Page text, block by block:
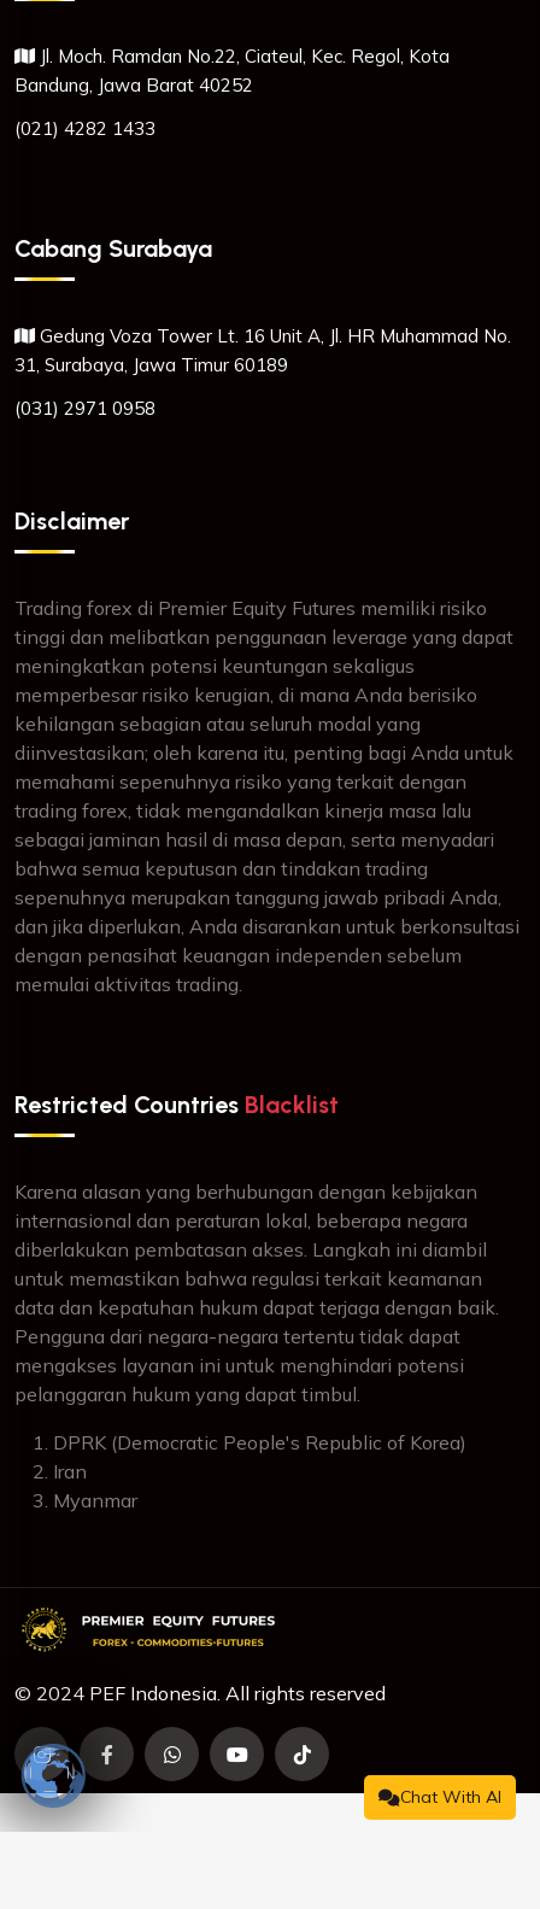
Chat With AI
Jl. Moch. Ramdan No.22, Ciateul, Kec. Regol, Kota
Bandung, Jawa Barat 40252
(021) 4282 1433
Cabang Surabaya
Gedung Voza Tower Lt. 16 Unit A, Jl. HR Muhammad No.
31, Surabaya, Jawa Timur 60189
(031) 2971 0958
Disclaimer
Trading forex di Premier Equity Futures memiliki risiko
tinggi dan melibatkan penggunaan leverage yang dapat
meningkatkan potensi keuntungan sekaligus
memperbesar risiko kerugian, di mana Anda berisiko
kehilangan sebagian atau seluruh modal yang
diinvestasikan; oleh karena itu, penting bagi Anda untuk
memahami sepenuhnya risiko yang terkait dengan
trading forex, tidak mengandalkan kinerja masa lalu
sebagai jaminan hasil di masa depan, serta menyadari
bahwa semua keputusan dan tindakan trading
sepenuhnya merupakan tanggung jawab pribadi Anda,
dan jika diperlukan, Anda disarankan untuk berkonsultasi
dengan penasihat keuangan independen sebelum
memulai aktivitas trading.
Restricted Countries Blacklist
Karena alasan yang berhubungan dengan kebijakan
internasional dan peraturan lokal, beberapa negara
diberlakukan pembatasan akses. Langkah ini diambil
untuk memastikan bahwa regulasi terkait keamanan
data dan kepatuhan hukum dapat terjaga dengan baik.
Pengguna dari negara-negara tertentu tidak dapat
mengakses layanan ini untuk menghindari potensi
pelanggaran hukum yang dapat timbul.
DPRK (Democratic People's Republic of Korea)
Iran
Myanmar
© 2024 PEF Indonesia. All rights reserved